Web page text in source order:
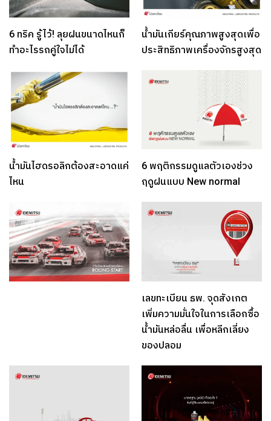
6 ทริค รู้ไว้! ลุยฝนขนาดไหนก็
ทำอะไรรถคู่ใจไม่ได้
น้ำมันเกียร์คุณภาพสูงสุดเพื่อ
ประสิทธิภาพเครื่องจักรสูงสุด
น้ำมันไฮดรอลิกต้องสะอาดแค่
ไหน
6 พฤติกรรมดูแลตัวเองช่วง
ฤดูฝนแบบ New normal
เลขทะเบียน ธพ. จุดสังเกต
เพิ่มความมั่นใจในการเลือกซื้อ
น้ำมันหล่อลื่น เพื่อหลีกเลี่ยง
ของปลอม